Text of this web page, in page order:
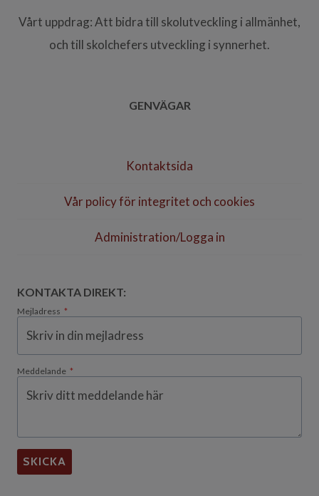
Vårt uppdrag: Att bidra till skolutveckling i allmänhet,
och till skolchefers utveckling i synnerhet.
GENVÄGAR
Kontaktsida
Vår policy för integritet och cookies
Administration/Logga in
KONTAKTA DIREKT:
Mejladress *
Meddelande *
SKICKA